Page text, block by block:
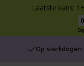
Laatste kans:
Op